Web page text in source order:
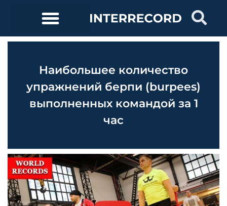
Наибольшее количество
упражнений берпи (burpees)
выполненных командой за 1
час